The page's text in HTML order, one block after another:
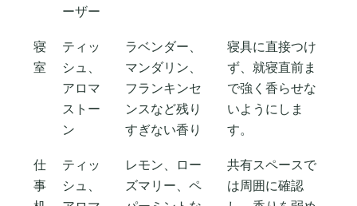
ーザー
寝
室
ティッ
シュ、
アロマ
ストー
ン
ラベンダー、
マンダリン、
フランキンセ
ンスなど残り
すぎない香り
寝具に直接つけ
ず、就寝直前ま
で強く香らせな
いようにしま
す。
仕
事
ティッ
シュ、
レモン、ロー
ズマリー、ペ
共有スペースで
は周囲に確認